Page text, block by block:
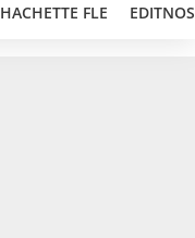
HACHETTE FLE EDITNOS